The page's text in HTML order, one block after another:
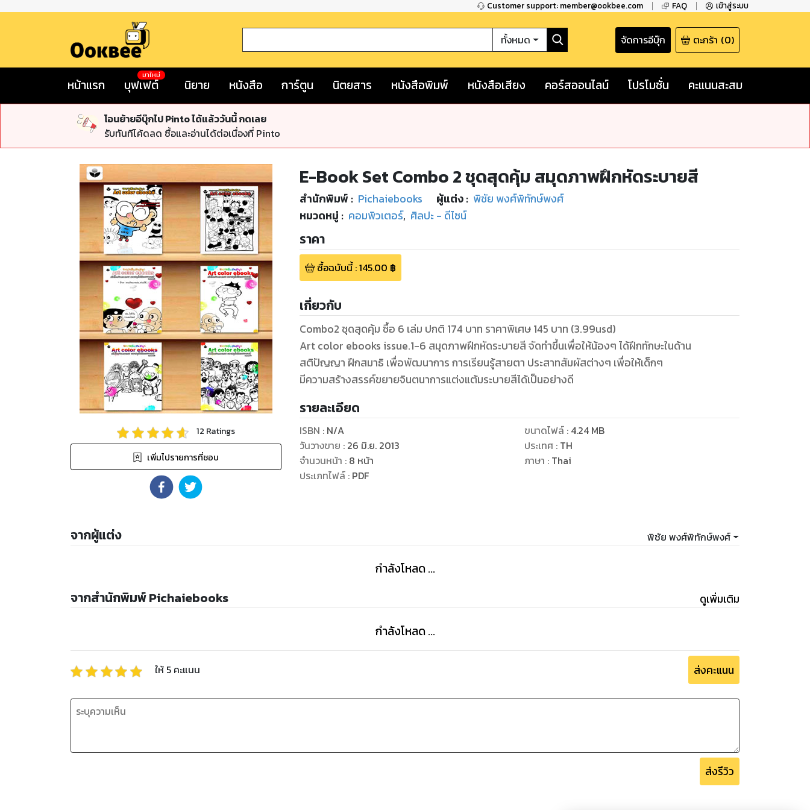
Customer support: member@ookbee.com FAQ เข้าสู่ระบบ
ทั้งหมด จัดการอีบุ๊ก ตะกร้า (0)
หน้าแรก บุฟเฟต์
มาใหม่
นิยาย หนังสือ การ์ตูน นิตยสาร หนังสือพิมพ์ หนังสือเสียง คอร์สออนไลน์ โปรโมชั่น คะแนนสะสม
โอนย้ายอีบุ๊กไป Pinto ได้แล้ววันนี้ กดเลย
รับทันทีโค้ดลด ซื้อและอ่านได้ต่อเนื่องที่ Pinto
12 Ratings
เพิ่มไปรายการที่ชอบ
E-Book Set Combo 2 ชุดสุดคุ้ม สมุดภาพฝึกหัดระบายสี
สำนักพิมพ์ : Pichaiebooks ผู้แต่ง : พิชัย พงศ์พิทักษ์พงศ์
หมวดหมู่ : คอมพิวเตอร์, ศิลปะ - ดีไซน์
ราคา
ซื้อฉบับนี้:145.00 ฿
เกี่ยวกับ
Combo2 ชุดสุดคุ้ม ซื้อ 6 เล่ม ปกติ 174 บาท ราคาพิเศษ 145 บาท (3.99usd)
Art color ebooks issue.1-6 สมุดภาพฝึกหัดระบายสี จัดทำขึ้นเพื่อให้น้องๆ ได้ฝึกทักษะในด้าน
สติปัญญา ฝึกสมาธิ เพื่อพัฒนาการ การเรียนรู้สายตา ประสาทสัมผัสต่างๆ เพื่อให้เด็กๆ
รายละเอียด
ISBN : N/A
วันวางขาย : 26 มิ.ย. 2013
จำนวนหน้า : 8 หน้า
ประเภทไฟล์: PDF
ขนาดไฟล์: 4.24 MB
ประเทศ : TH
ภาษา : Thai
จากผู้แต่ง พิชัย พงศ์พิทักษ์พงศ์
กำลังโหลด ...
จากสำนักพิมพ์ Pichaiebooks ดูเพิ่มเติม
กำลังโหลด ...
ให้ 5 คะแนน ส่งคะแนน
ส่งรีวิว